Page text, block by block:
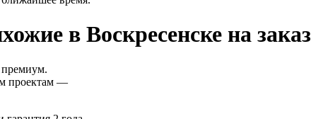
в Воскресенске на заказ
проектам —